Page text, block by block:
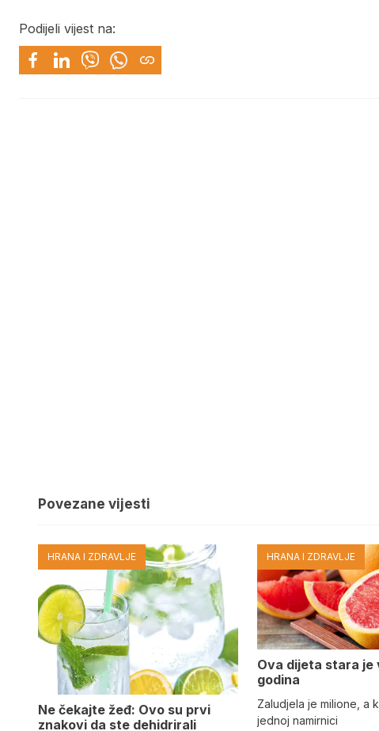
Podijeli vijest na:
Povezane vijesti
HRANA I ZDRAVLJE
Ne čekajte žeđ: Ovo su prvi
znakovi da ste dehidrirali
HRANA I ZDRAVLJE
Ova dijeta stara je
godina
Zaludjela je milione, a
jednoj namirnici